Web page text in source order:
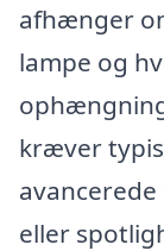
afhænger
lampe og
kræver
eller